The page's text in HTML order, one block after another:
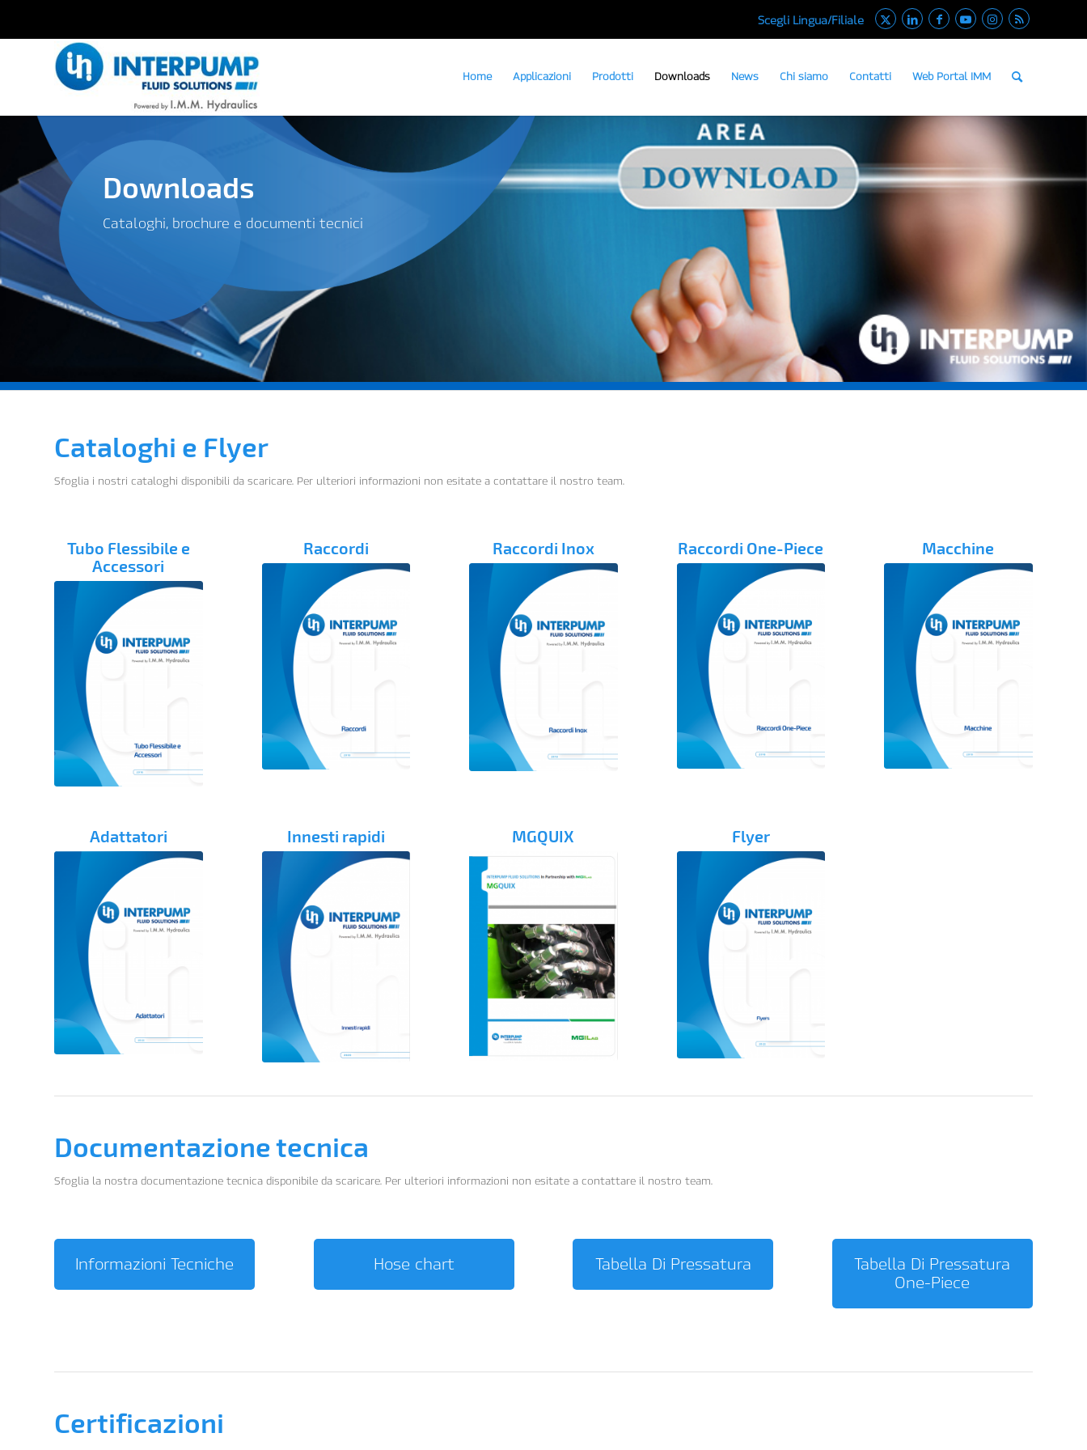
Scegli Lingua/Filiale
Home Applicazioni Prodotti Downloads News Chi siamo Contatti Web Portal IMM
Downloads
Cataloghi, brochure e documenti tecnici
Cataloghi e Flyer
Sfoglia i nostri cataloghi disponibili da scaricare. Per ulteriori informazioni non esitate a contattare il nostro team.
Tubo Flessibile e
Accessori
Raccordi Raccordi Inox Raccordi One-Piece Macchine
Adattatori Innesti rapidi MGQUIX Flyer
Documentazione tecnica
Sfoglia la nostra documentazione tecnica disponibile da scaricare. Per ulteriori informazioni non esitate a contattare il nostro team.
Informazioni Tecniche Hose chart Tabella Di Pressatura
Tabella Di Pressatura
One-Piece
Certificazioni